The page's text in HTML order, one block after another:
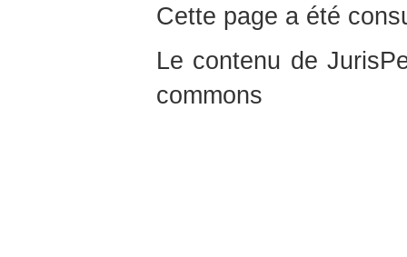
Cette page a été
Le contenu de
commons